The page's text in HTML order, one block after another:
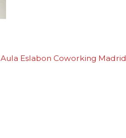
Aula Eslabon Coworking Madrid